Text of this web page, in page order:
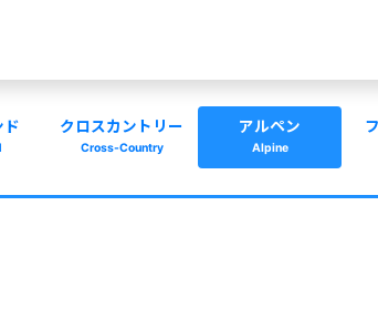
ド クロスカントリー
Cross-Country
アルペン
Alpine